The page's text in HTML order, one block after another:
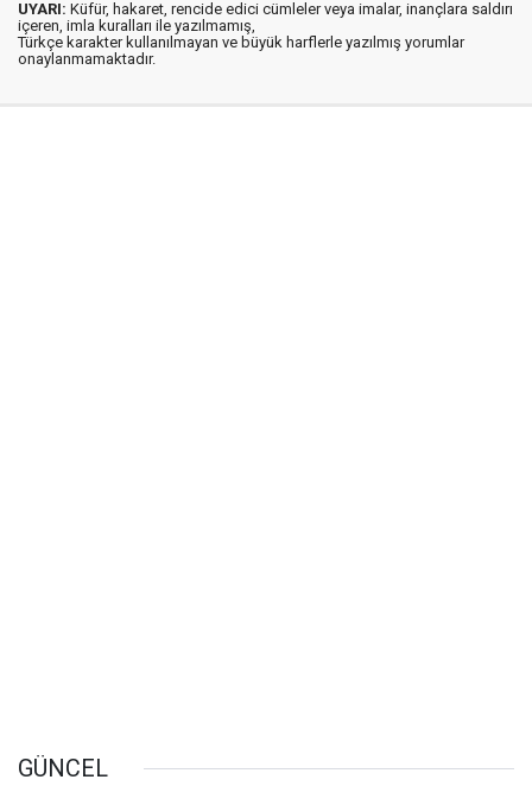
UYARI: Küfür, hakaret, rencide edici cümleler veya imalar, inançlara saldırı
içeren, imla kuralları ile yazılmamış,
Türkçe karakter kullanılmayan ve büyük harflerle yazılmış yorumlar
onaylanmamaktadır.
GÜNCEL